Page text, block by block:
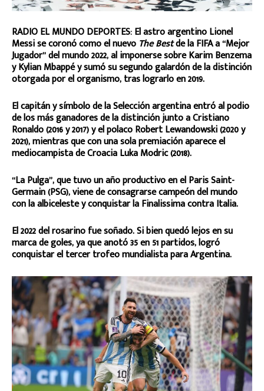
RADIO EL MUNDO DEPORTES: El astro argentino Lionel
Messi se coronó como el nuevo The Bestde la FIFA a “Mejor
Jugador” del mundo 2022, al imponerse sobre Karim Benzema
y Kylian Mbappé y sumó su segundo galardón de la distinción
otorgada por el organismo, tras lograrlo en 2019.
El capitán y símbolo de la Selección argentina entró al podio
de los más ganadores de la distinción junto a Cristiano
Ronaldo (2016 y 2017) y el polaco Robert Lewandowski (2020 y
2021), mientras que con una sola premiación aparece el
mediocampista de Croacia Luka Modric (2018).
“La Pulga”, que tuvo un año productivo en el Paris Saint-
Germain (PSG), viene de consagrarse campeón del mundo
con la albiceleste y conquistar la Finalissima contra Italia.
El 2022 del rosarino fue soñado. Si bien quedó lejos en su
marca de goles, ya que anotó 35 en 51 partidos, logró
conquistar el tercer trofeo mundialista para Argentina.